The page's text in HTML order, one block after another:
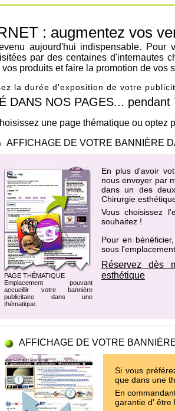
: augmentez vos
aujourd'hui indispensable.
par des centaines d'internautes
produits et faire la promotion de
la durée d'exposition de votre
DANS NOS PAGES...
une page thématique ou optez
AFFICHAGE DE VOTRE BANNIÈRE
PAGE THÉMATIQUE
Emplacement pouvant
accueillir votre bannière
publicitaire dans une
thématique.
En plus d'avoir
nous envoyer par
dans un des
Chirurgie
Vous choisissez
souhaitez !
Pour en
sous
Réservez dès
esthétique
AFFICHAGE DE VOTRE
Si vous
que dans une
En
garantie d' être